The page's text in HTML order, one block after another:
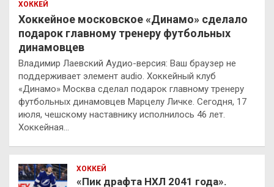
ХОККЕЙ
Хоккейное московское «Динамо» сделало
подарок главному тренеру футбольных
динамовцев
Владимир Лаевский Аудио-версия: Ваш браузер не
поддерживает элемент audio. Хоккейный клуб
«Динамо» Москва сделал подарок главному тренеру
футбольных динамовцев Марцелу Личке. Сегодня, 17
июля, чешскому наставнику исполнилось 46 лет.
Хоккейная…
ХОККЕЙ
«Пик драфта НХЛ 2041 года».